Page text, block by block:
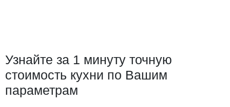
Узнайте за 1 минуту точную
стоимость кухни по Вашим
параметрам